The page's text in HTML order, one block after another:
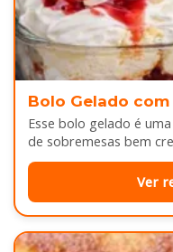
Bolo Gelado
Esse bolo gelado é
de sobremesas bem
camadas de massa…
Ver